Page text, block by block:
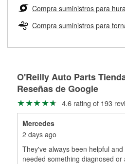
Más información sobre el
Herramientas de O'Reilly
medirán tus tambores o discos
ser rectificados con seguridad. Si
pueden ser reutilizados, podemos
partes de reemplazo correctas
Rectificación de tambores y
Compra suministros para
Compra suministros para
O'Reilly Auto Parts
Reseñas de Google
4.6 rating of 193
Mercedes
2 days ago
They've always been helpful
needed something diagnosed or